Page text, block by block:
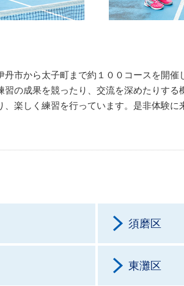
丹市から太子町まで約１００コースを開
の成果を競ったり、交流を深めたりする
、楽しく練習を行っています。是非体験
須磨区
東灘区